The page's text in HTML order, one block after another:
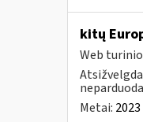
kitų
Web
Metai: 2023